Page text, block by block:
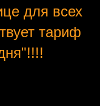
для всех
тариф